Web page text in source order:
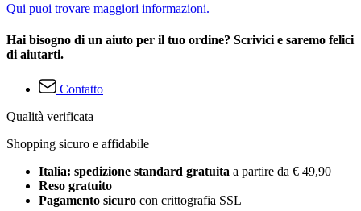
Qui puoi trovare maggiori informazioni.
Hai bisogno di un aiuto per il tuo ordine? Scrivici e saremo felici
di aiutarti.
Contatto
Qualità verificata
Shopping sicuro e affidabile
Italia: spedizione standard gratuita a partire da € 49,90
Reso gratuito
Pagamento sicuro con crittografia SSL